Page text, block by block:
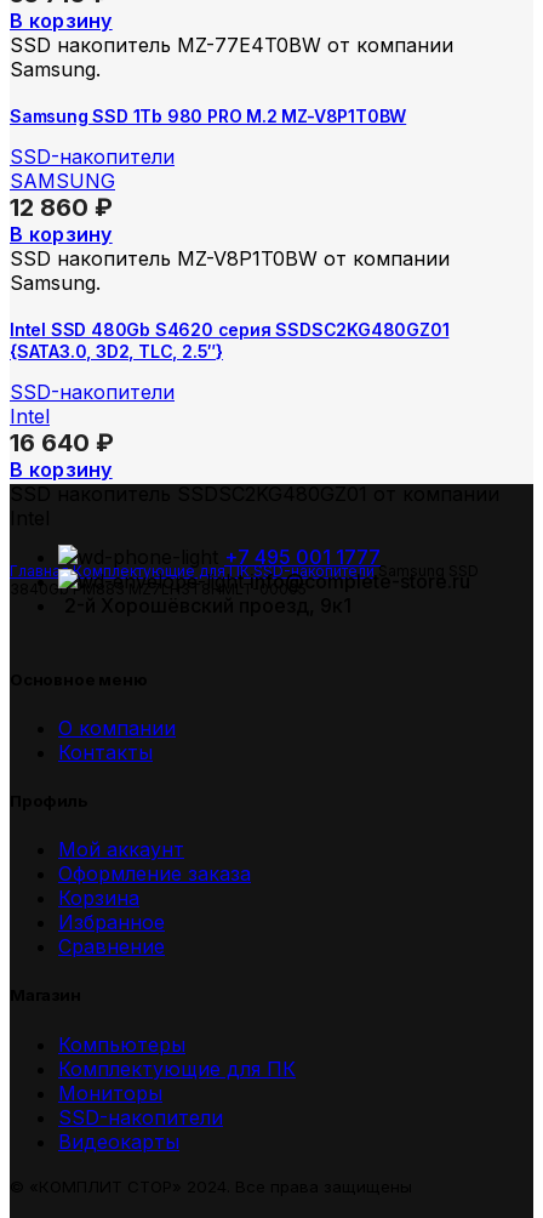
В корзину
SSD накопитель MZ-77E4T0BW от компании
Samsung.
Samsung SSD 1Tb 980 PRO M.2 MZ-V8P1T0BW
SSD-накопители
SAMSUNG
12 860 ₽
В корзину
SSD накопитель MZ-V8P1T0BW от компании
Samsung.
Intel SSD 480Gb S4620 серия SSDSC2KG480GZ01
{SATA3.0, 3D2, TLC, 2.5″}
SSD-накопители
Intel
16 640 ₽
В корзину
ГлавнаяКомплектующие для ПКSSD-накопителиSamsung SSD
3840Gb PM883 MZ7LH3T8HMLT-00005
+7 495 001 1777
info@complete-store.ru
О компании
Контакты
Мой аккаунт
Оформление заказа
Корзина
Избранное
Сравнение
Компьютеры
Комплектующие для ПК
Мониторы
SSD-накопители
Видеокарты